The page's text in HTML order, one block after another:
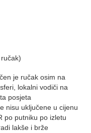
je ručak osim na
lokalni vodiči na
posjeta
nisu uključene u cijenu
po putniku po izletu
lakše i brže